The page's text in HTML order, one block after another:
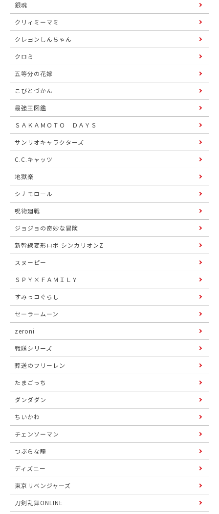
銀魂
クリィミーマミ
クレヨンしんちゃん
クロミ
五等分の花嫁
こびとづかん
最強王図鑑
ＳＡＫＡＭＯＴＯ ＤＡＹＳ
サンリオキャラクターズ
C.C.キャッツ
地獄楽
シナモロール
呪術廻戦
ジョジョの奇妙な冒険
新幹線変形ロボ シンカリオンZ
スヌーピー
ＳＰＹ×ＦＡＭＩＬＹ
すみっコぐらし
セーラームーン
zeroni
戦隊シリーズ
葬送のフリーレン
たまごっち
ダンダダン
ちいかわ
チェンソーマン
つぶらな瞳
ディズニー
東京リベンジャーズ
刀剣乱舞ONLINE